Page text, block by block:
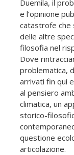
Duemila, il
e l’opinione
catastrofe che
delle altre
filosofia nel
Dove
problematica,
arrivati fin qui
al pensiero
climatica, un
storico-
questione
articolazione.